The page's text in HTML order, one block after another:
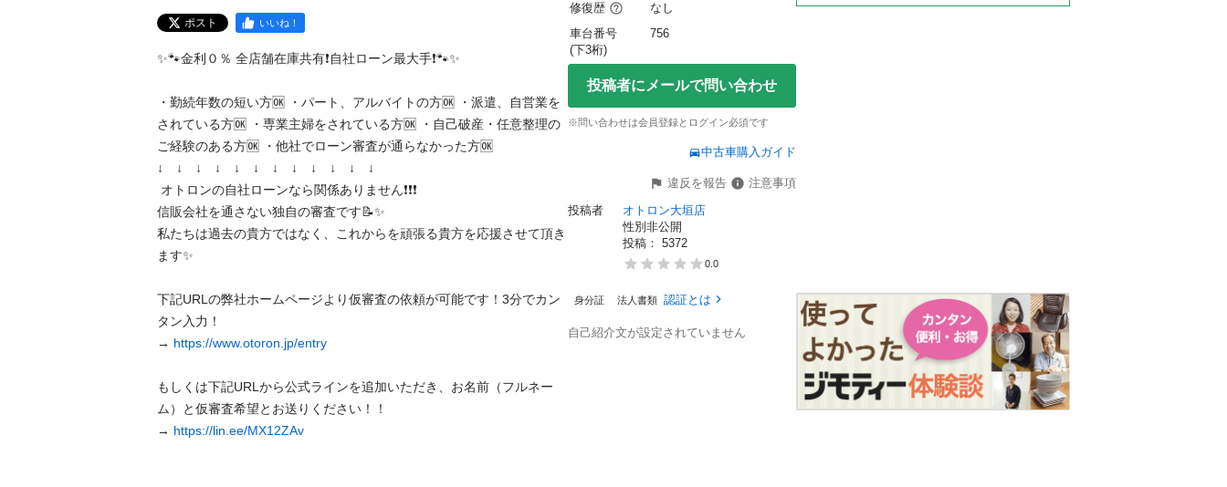
ポスト いいね！
✨🐾金利０％ 全店舗在庫共有❗️自社ローン最大手❗️🐾✨
・勤続年数の短い方🆗 ・パート、アルバイトの方🆗 ・派遣、自営業を
されている方🆗 ・専業主婦をされている方🆗 ・自己破産・任意整理の
ご経験のある方🆗 ・他社でローン審査が通らなかった方🆗
↓　↓　↓　↓　↓　↓　↓　↓　↓　↓　↓　↓
信販会社を通さない独自の審査です📝✨
私たちは過去の貴方ではなく、これからを頑張る貴方を応援させて頂き
ます✨
下記URLの弊社ホームページより仮審査の依頼が可能です！3分でカン
タン入力！
→ https://www.otoron.jp/entry
もしくは下記URLから公式ラインを追加いただき、お名前（フルネー
ム）と仮審査希望とお送りください！！
→ https://lin.ee/MX12ZAv
修復歴
なし
車台番号
(下3桁)
756
投稿者にメールで問い合わせ
※問い合わせは会員登録とログイン必須です
中古車購入ガイド
違反を報告
注意事項
投稿者
オトロン大垣店
性別非公開
投稿： 5372
0.0
身分証 法人書類 認証とは
自己紹介文が設定されていません